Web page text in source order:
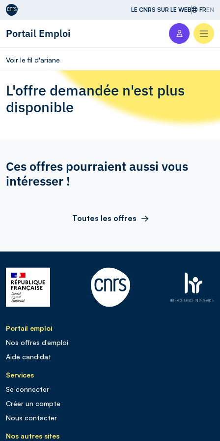
Aller au contenu LE CNRS SUR LE WEB FREN
Portail Emploi
Voir le fil d'ariane
L'offre demandée n'est plus
disponible
Ces offres pourraient aussi vous
intéresser !
Toutes les offres
Portail emploi
Nos offres d’emploi
Aide candidat
Services
Se connecter
Créer un compte
Nous contacter
Nos autres sites